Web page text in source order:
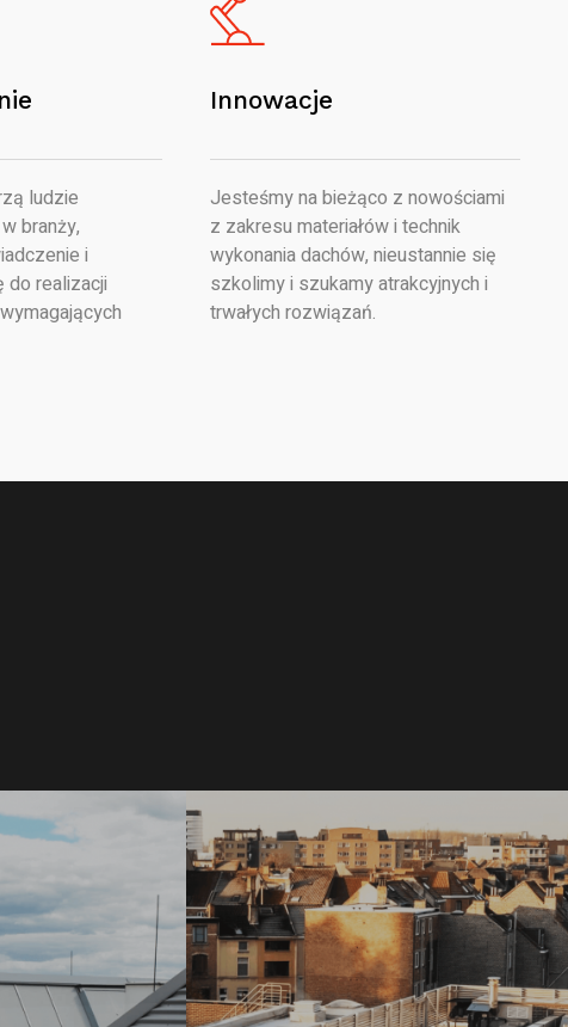
ludzie
branży,
i
do realizacji
Innowacje
Jesteśmy na bieżąco z nowościami
z zakresu materiałów i technik
wykonania dachów, nieustannie się
szkolimy i szukamy atrakcyjnych i
trwałych rozwiązań.